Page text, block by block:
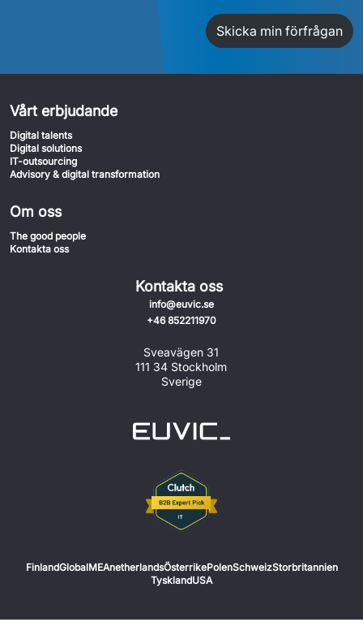
Skicka min förfrågan
Vårt erbjudande
Digital talents
Digital solutions
IT-outsourcing
Advisory & digital transformation
Om oss
The good people
Kontakta oss
Kontakta oss
info@euvic.se
+46 852211970
Sveavägen 31
111 34 Stockholm
Sverige
FinlandGlobalMEAnetherlandsÖsterrikePolenSchweizStorbritannien
TysklandUSA